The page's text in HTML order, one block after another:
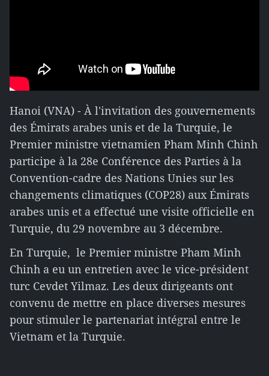
Hanoi (VNA) - À l'invitation des gouvernements
des Émirats arabes unis et de la Turquie, le
Premier ministre vietnamien Pham Minh Chinh
participe à la 28e Conférence des Parties à la
Convention-cadre des Nations Unies sur les
changements climatiques (COP28) aux Émirats
arabes unis et a effectué une visite officielle en
Turquie, du 29 novembre au 3 décembre.
En Turquie, le Premier ministre Pham Minh
Chinh a eu un entretien avec le vice-président
turc Cevdet Yilmaz. Les deux dirigeants ont
convenu de mettre en place diverses mesures
pour stimuler le partenariat intégral entre le
Vietnam et la Turquie.